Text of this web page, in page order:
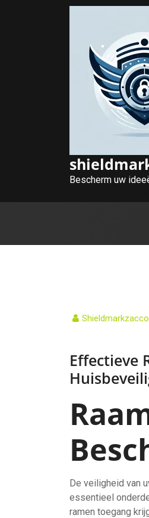
Bescherm uw
Shieldmarkzacco
Effectieve
De veiligheid van
essentieel
ramen toegang